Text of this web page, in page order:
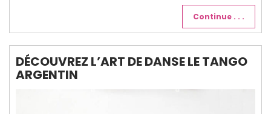
Continue . . .
DÉCOUVREZ L’ART DE DANSE LE TANGO
ARGENTIN